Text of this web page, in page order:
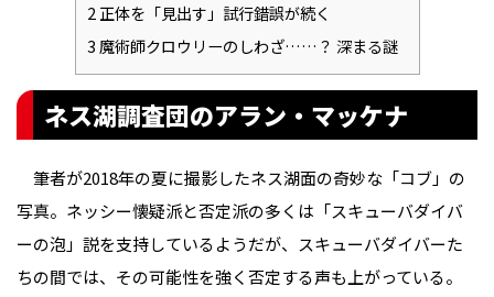
2正体を「見出す」試行錯誤が続く
3魔術師クロウリーのしわざ……？ 深まる謎
ネス湖調査団のアラン・マッケナ
筆者が2018年の夏に撮影したネス湖面の奇妙な「コブ」の
写真。ネッシー懐疑派と否定派の多くは「スキューバダイバ
ーの泡」説を支持しているようだが、スキューバダイバーた
ちの間では、その可能性を強く否定する声も上がっている。